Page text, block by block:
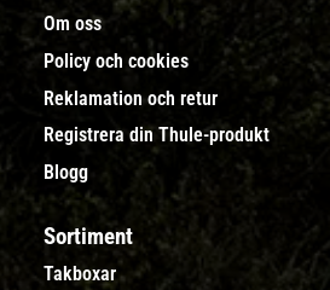
Om oss
Policy och cookies
Reklamation och retur
Registrera din Thule-produkt
Blogg
Sortiment
Takboxar